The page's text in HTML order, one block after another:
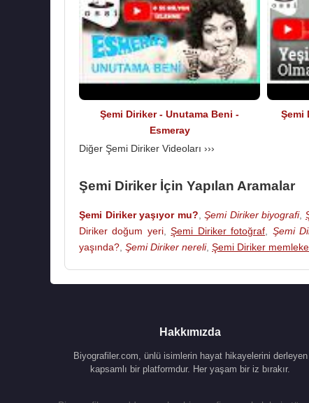
Şemi Diriker - Unutama Beni -
Esmeray
Şemi
Diğer Şemi Diriker Videoları ›››
Şemi Diriker İçin Yapılan Aramalar
Şemi Diriker yaşıyor mu?,Şemi Diriker biyografi,
Diriker doğum yeri,Şemi Diriker fotoğraf, Şemi
yaşında?, Şemi Diriker nereli, Şemi Diriker
Hakkımızda
Biyografiler.com, ünlü isimlerin hayat hikayelerini derleyen
kapsamlı bir platformdur. Her yaşam bir iz bırakır.